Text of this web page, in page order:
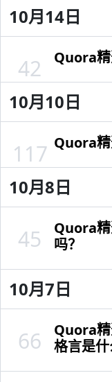
10月14日
Quora精
42
10月10日
Quora精
117
10月8日
Quora
吗？
45
10月7日
Quora
格言是什
66